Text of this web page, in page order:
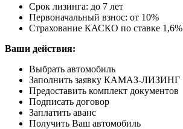
Срок лизинга: до 7 лет
Первоначальный взнос: от 10%
Страхование КАСКО по ставке 1,6%
Ваши действия:
Выбрать автомобиль
Заполнить заявку КАМАЗ-ЛИЗИНГ
Предоставить комплект документов
Подписать договор
Заплатить аванс
Получить Ваш автомобиль